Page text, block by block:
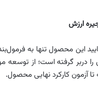
ارزش
این محصول تنها به
دربر گرفته است؛ از توسعه
تا آزمون کارکرد نهایی محصول.